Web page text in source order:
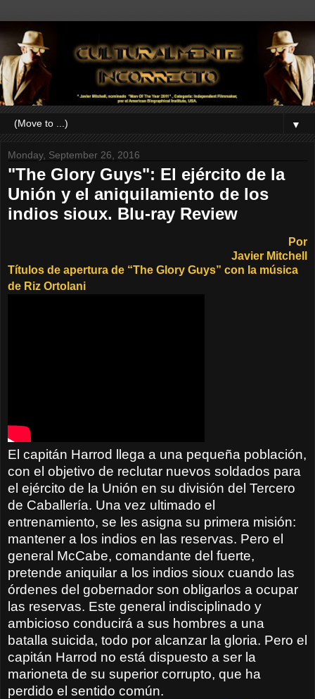
▼
Monday, September 26, 2016
"The Glory Guys": El ejército de la
Unión y el aniquilamiento de los
indios sioux. Blu-ray Review
Por
Javier Mitchell
Títulos de apertura de “The Glory Guys” con la música
de Riz Ortolani
El capitán Harrod llega a una pequeña población,
con el objetivo de reclutar nuevos soldados para
el ejército de la Unión en su división del Tercero
de Caballería. Una vez ultimado el
entrenamiento, se les asigna su primera misión:
mantener a los indios en las reservas. Pero el
general McCabe, comandante del fuerte,
pretende aniquilar a los indios sioux cuando las
órdenes del gobernador son obligarlos a ocupar
las reservas. Este general indisciplinado y
ambicioso conducirá a sus hombres a una
batalla suicida, todo por alcanzar la gloria. Pero el
capitán Harrod no está dispuesto a ser la
marioneta de su superior corrupto, que ha
perdido el sentido común.